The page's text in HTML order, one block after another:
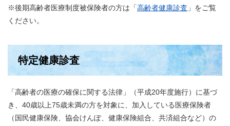
※後期高齢者医療制度被保険者の方は「高齢者健康診査 」をご覧
ください。
特定健康診査
「高齢者の医療の確保に関する法律」（平成20年度施行）に基づ
き、40歳以上75歳未満の方を対象に、加入している医療保険者
（国民健康保険、協会けんぽ、健康保険組合、共済組合など）の